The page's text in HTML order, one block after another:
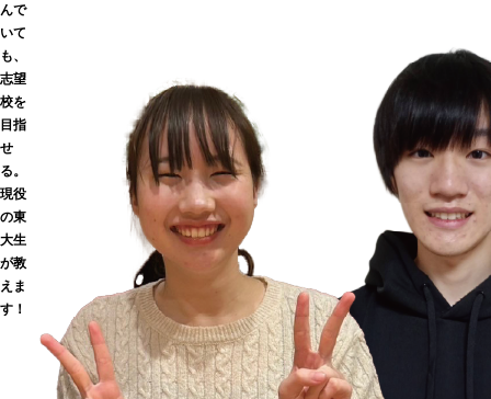
んで
いて
も、
志望
校を
目指
せ
る。
現役
の東
大生
が教
えま
す！